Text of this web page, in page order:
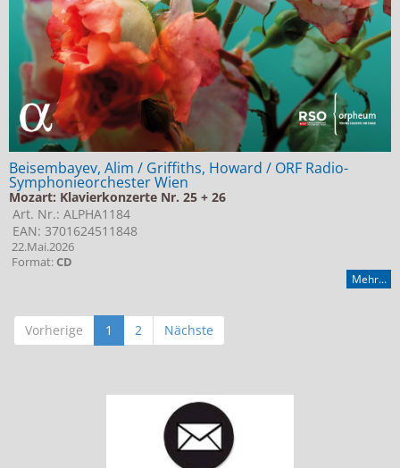
Beisembayev, Alim / Griffiths, Howard / ORF Radio-
Symphonieorchester Wien
Mozart: Klavierkonzerte Nr. 25 + 26
Art. Nr.: ALPHA1184
EAN: 3701624511848
22.Mai.2026
Format:CD
Mehr...
Vorherige 1 2 Nächste